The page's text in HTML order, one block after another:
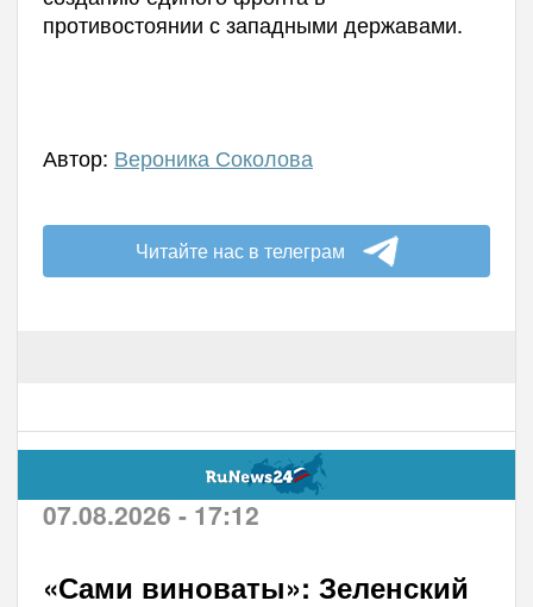
противостоянии с западными державами.
Автор: Вероника Соколова
Читайте нас в телеграм
07.08.2026 - 17:12
«Сами виноваты»: Зеленский